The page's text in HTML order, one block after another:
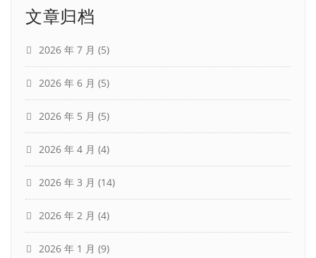
文章归档
2026 年 7 月 (5)
2026 年 6 月 (5)
2026 年 5 月 (5)
2026 年 4 月 (4)
2026 年 3 月 (14)
2026 年 2 月 (4)
2026 年 1 月 (9)